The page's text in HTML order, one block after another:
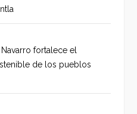
fortalece el
de los pueblos